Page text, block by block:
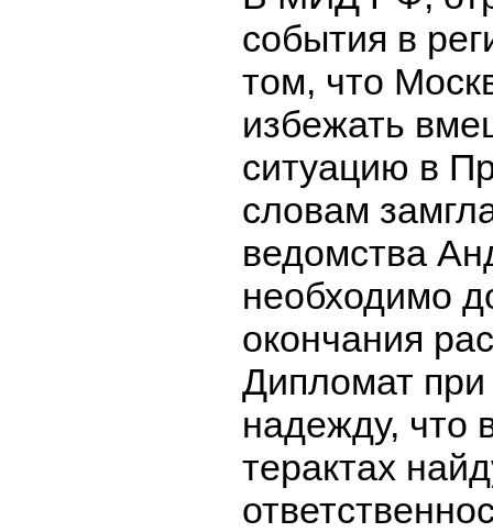
события в
том, что
избежать
ситуацию в
словам
ведомства
необходимо
окончания
Дипломат
надежду, что
терактах